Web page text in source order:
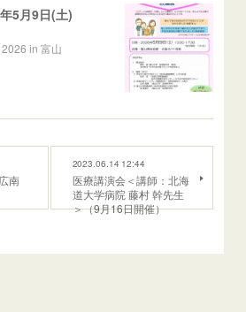
5月9日(土)
in 富山
南
2023.06.14 12:44
医療講演会＜講師：北海
道大学病院 藤村 幹先生
＞（9月16日開催）